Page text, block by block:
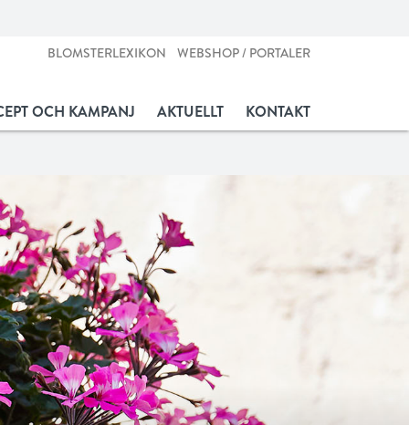
BLOMSTERLEXIKON WEBSHOP / PORTALER
OCH KAMPANJ AKTUELLT KONTAKT